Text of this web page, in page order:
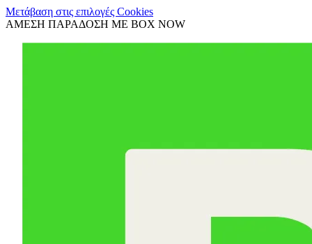
Μετάβαση στις επιλογές Cookies
ΑΜΕΣΗ ΠΑΡΑΔΟΣΗ ΜΕ BOX NOW